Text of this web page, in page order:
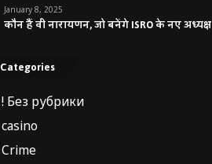
January 8, 2025
कौन हैं वी नारायणन, जो बनेंगे ISRO के नए अध्यक्ष
Categories
! Без рубрики
casino
Crime